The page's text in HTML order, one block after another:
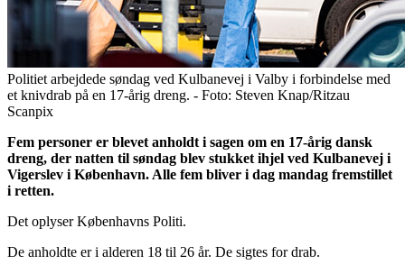
Politiet arbejdede søndag ved Kulbanevej i Valby i forbindelse med
et knivdrab på en 17-årig dreng. - Foto: Steven Knap/Ritzau
Scanpix
Fem personer er blevet anholdt i sagen om en 17-årig dansk
dreng, der natten til søndag blev stukket ihjel ved Kulbanevej i
Vigerslev i København. Alle fem bliver i dag mandag fremstillet
i retten.
Det oplyser Københavns Politi.
De anholdte er i alderen 18 til 26 år. De sigtes for drab.